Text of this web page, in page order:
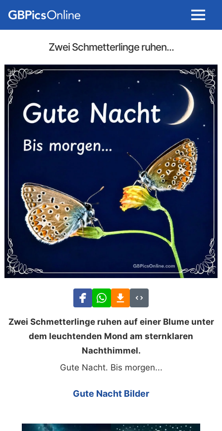
Menu
Zwei Schmetterlinge ruhen...
Zwei Schmetterlinge ruhen auf einer Blume unter
dem leuchtenden Mond am sternklaren
Nachthimmel.
Gute Nacht. Bis morgen...
Gute Nacht Bilder